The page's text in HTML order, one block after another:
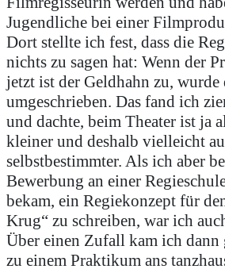
Jugendliche bei einer
Dort stellte ich fest, dass die
nichts zu sagen hat: Wenn der
jetzt ist der Geldhahn zu, wurde
umgeschrieben. Das fand ich
und dachte, beim Theater ist ja
kleiner und deshalb vielleicht
selbstbestimmter. Als ich aber
Bewerbung an einer
bekam, ein Regiekonzept für
Krug“ zu schreiben, war ich
Über einen Zufall kam ich
zu einem Praktikum ans